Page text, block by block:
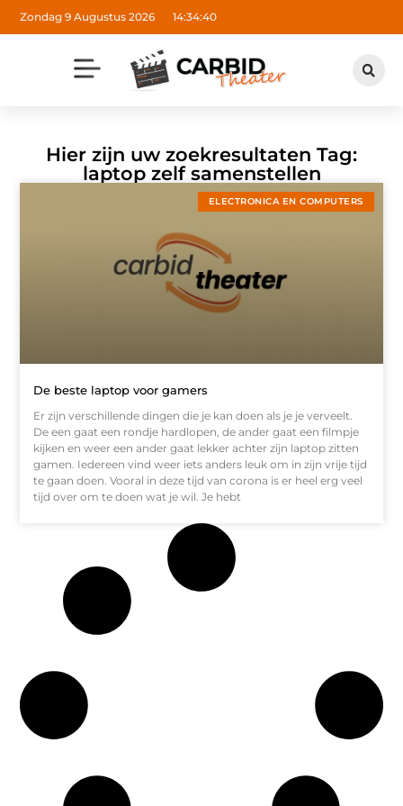
Zondag 9 Augustus 2026 14:34:40
Hier zijn uw zoekresultaten Tag:
laptop zelf samenstellen
ELECTRONICA EN COMPUTERS
De beste laptop voor gamers
Er zijn verschillende dingen die je kan doen als je je verveelt.
De een gaat een rondje hardlopen, de ander gaat een filmpje
kijken en weer een ander gaat lekker achter zijn laptop zitten
gamen. Iedereen vind weer iets anders leuk om in zijn vrije tijd
te gaan doen. Vooral in deze tijd van corona is er heel erg veel
tijd over om te doen wat je wil. Je hebt